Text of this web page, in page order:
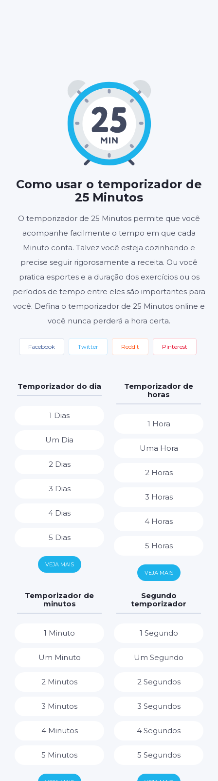
Como usar o temporizador de
25 Minutos
O temporizador de 25 Minutos permite que você
acompanhe facilmente o tempo em que cada
Minuto conta. Talvez você esteja cozinhando e
precise seguir rigorosamente a receita. Ou você
pratica esportes e a duração dos exercícios ou os
períodos de tempo entre eles são importantes para
você. Defina o temporizador de 25 Minutos online e
você nunca perderá a hora certa.
Facebook Twitter Reddit Pinterest
Temporizador do dia
1 Dias
Um Dia
2 Dias
3 Dias
4 Dias
5 Dias
6 Dias
VEJA MAIS
Temporizador de
horas
1 Hora
Uma Hora
2 Horas
3 Horas
4 Horas
5 Horas
6 Horas
7 Horas
VEJA MAIS
Temporizador de
minutos
1 Minuto
Um Minuto
2 Minutos
3 Minutos
4 Minutos
5 Minutos
Segundo
temporizador
1 Segundo
Um Segundo
2 Segundos
3 Segundos
4 Segundos
5 Segundos
25
MINUTOS
: 00
SEGUNDOS
Configurações